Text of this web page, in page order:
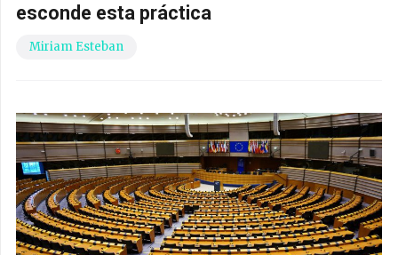
esconde esta práctica
Miriam Esteban